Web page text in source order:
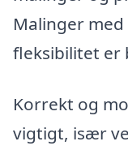
Malinger
fleksibilitet er
Korrekt og
vigtigt, især